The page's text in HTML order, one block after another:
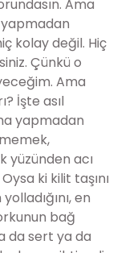
Ama
kolay değil. Hiç
Çünkü o
Ama
İşte asıl
yapmadan
yüzünden acı
ki kilit taşını
en
bağ
da sert ya da